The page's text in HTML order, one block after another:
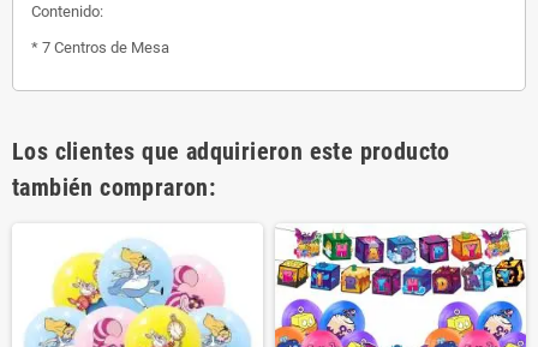
Contenido:
* 7 Centros de Mesa
Los clientes que adquirieron este producto
también compraron: